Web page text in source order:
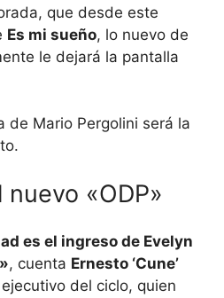
que desde este
Es mi sueño, lo nuevo de
le dejará la pantalla
«ODP»
es el ingreso de Evelyn
, cuenta Ernesto ‘Cune’
del ciclo, quien